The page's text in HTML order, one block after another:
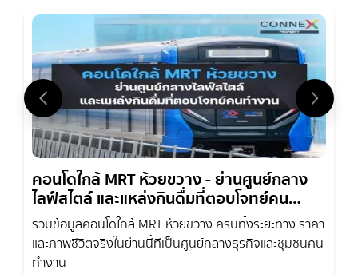
คอนโดใกล้ MRT ห้วยขวาง - ย่านศูนย์กลาง
ไลฟ์สไตล์ และแหล่งกินดื่มที่ตอบโจทย์คน
ทำงาน
รวมข้อมูลคอนโดใกล้ MRT ห้วยขวาง ครบทั้งระยะทาง ราคา
และภาพชีวิตจริงในย่านนี้ที่เป็นศูนย์กลางธุรกิจและชุมชนคน
ทำงาน